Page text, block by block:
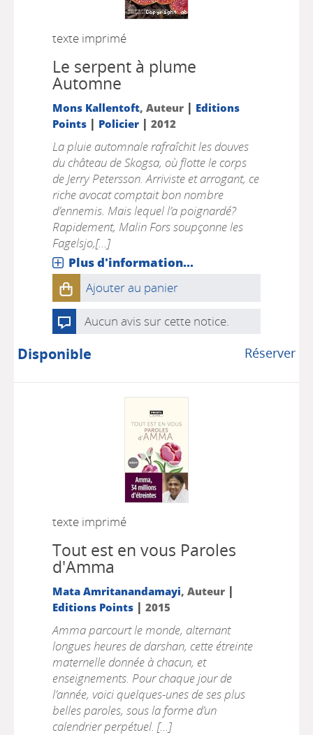
texte imprimé
Le serpent à plume
Automne
Mons Kallentoft, Auteur | Editions
Points| Policier| 2012
La pluie automnale rafraîchit les douves
du château de Skogsa, où flotte le corps
de Jerry Petersson. Arriviste et arrogant, ce
riche avocat comptait bon nombre
d’ennemis. Mais lequel l’a poignardé?
Rapidement, Malin Fors soupçonne les
Fagelsjo,[...]
Plus d'information...
Ajouter au panier
Aucun avis sur cette notice.
Réserver
Disponible
texte imprimé
Tout est en vous Paroles
d'Amma
Mata Amritanandamayi, Auteur |
Editions Points| 2015
Amma parcourt le monde, alternant
longues heures de darshan, cette étreinte
maternelle donnée à chacun, et
enseignements. Pour chaque jour de
l’année, voici quelques-unes de ses plus
belles paroles, sous la forme d’un
calendrier perpétuel. [...]